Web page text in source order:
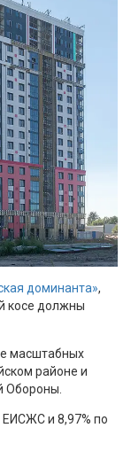
доминанта»,
косе должны
масштабных
районе и
Обороны.
ЕИСЖС и 8,97% по